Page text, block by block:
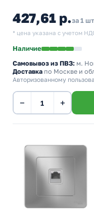
427,61 р.за 1 шт
* цена указана с учетом
Наличие
Самовывоз из ПВЗ: м.
Доставка по Москве и
Авторизованному
− +